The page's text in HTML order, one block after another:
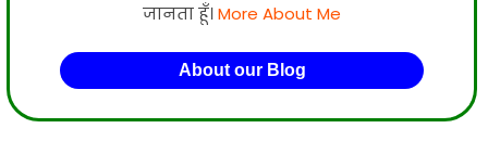
जानता हूँ।More About Me
About our Blog